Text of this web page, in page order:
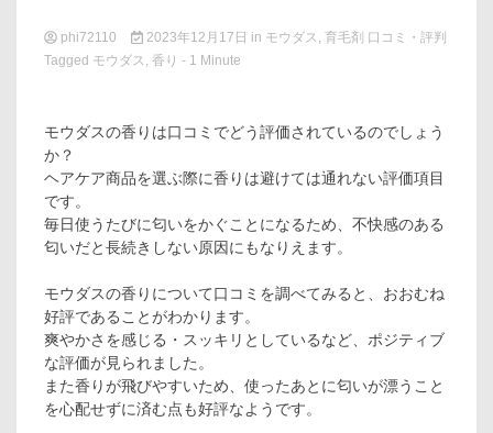
phi72110 2023年12月17日 in モウダス , 育毛剤 口コミ・評判
Tagged モウダス , 香り - 1 Minute
モウダスの香りは口コミでどう評価されているのでしょう
か？
ヘアケア商品を選ぶ際に香りは避けては通れない評価項目
です。
毎日使うたびに匂いをかぐことになるため、不快感のある
匂いだと長続きしない原因にもなりえます。
モウダスの香りについて口コミを調べてみると、おおむね
好評であることがわかります。
爽やかさを感じる・スッキリとしているなど、ポジティブ
な評価が見られました。
また香りが飛びやすいため、使ったあとに匂いが漂うこと
を心配せずに済む点も好評なようです。